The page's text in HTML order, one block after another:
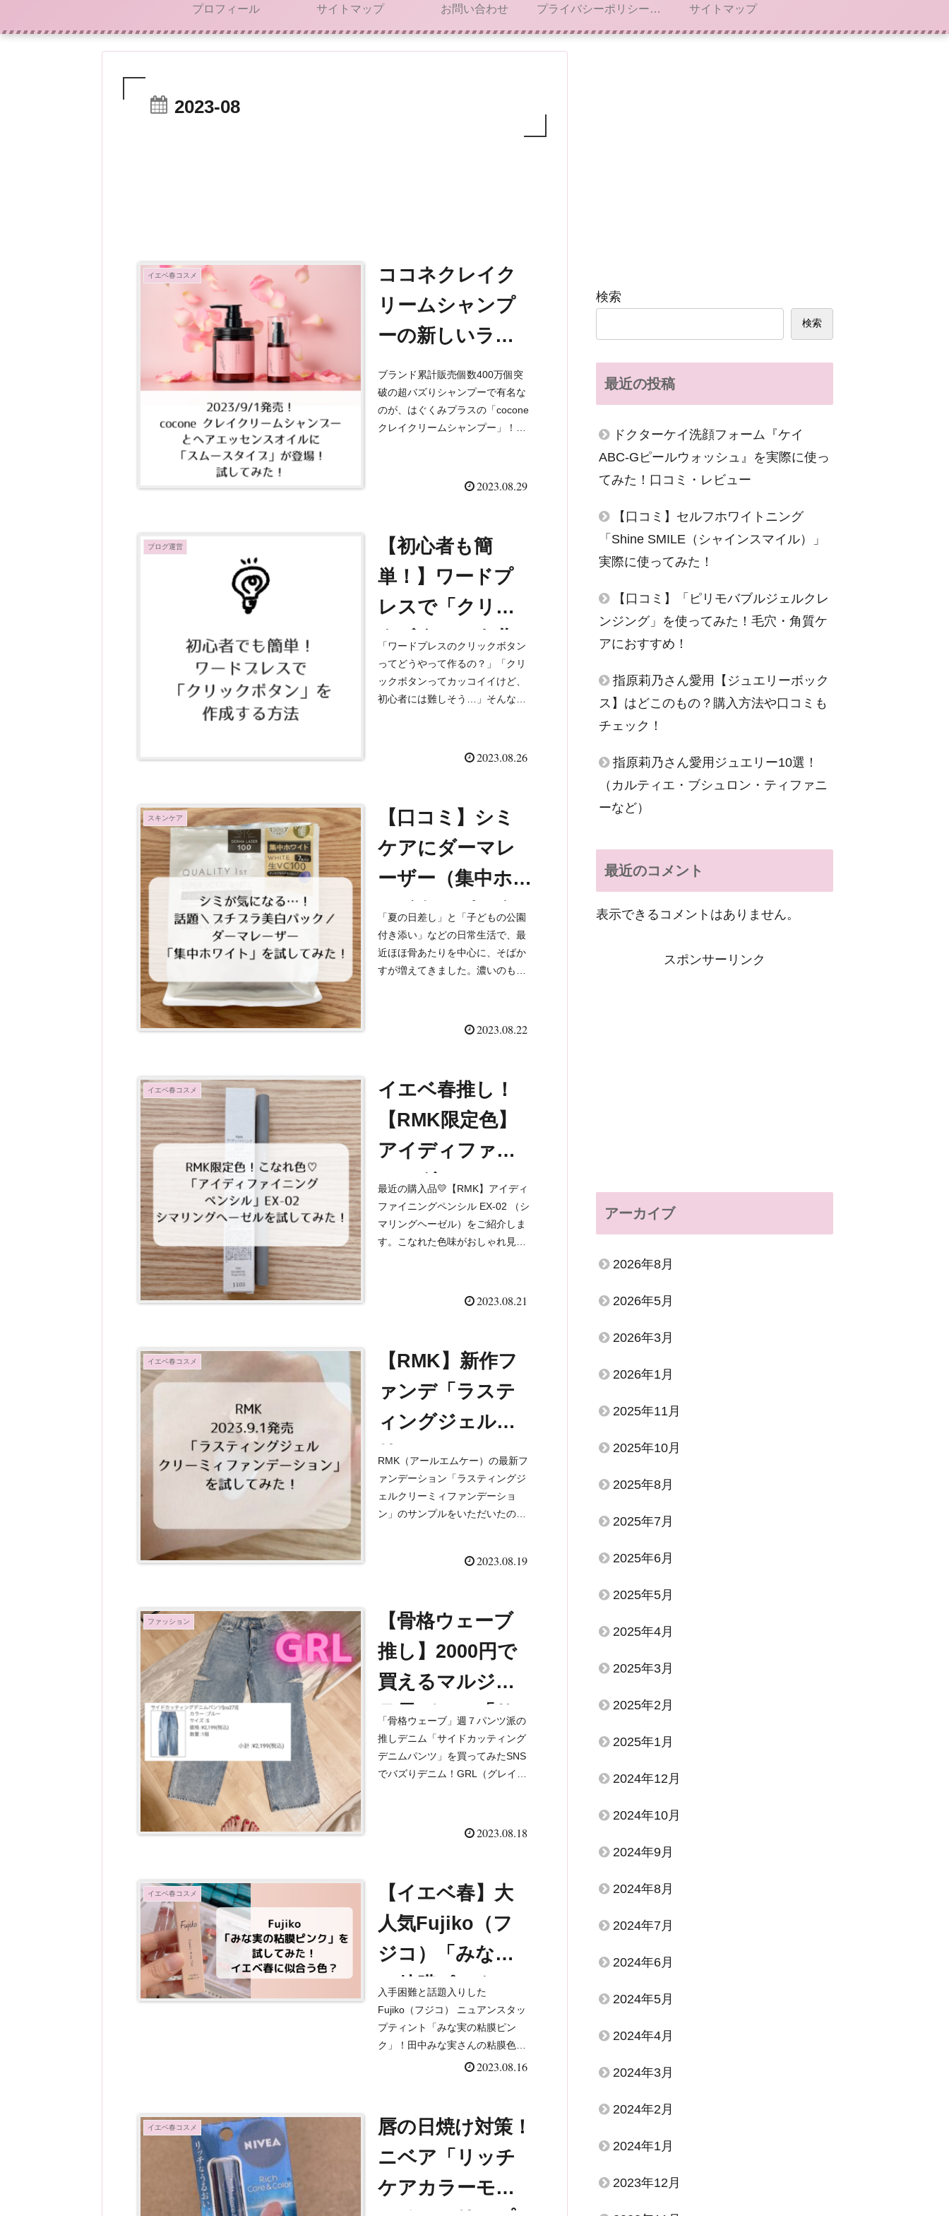
プロフィール サイトマップ お問い合わせ プライバシーポリシー・免責事項 サイトマップ
2023-08
イエベ春コスメ
ココネクレイク
リームシャンプ
ーの新しいライ
ン（スムース）
が発売！いち早
く試してみた
ブランド累計販売個数400万個突
破の超バズりシャンプーで有名な
のが、はぐくみプラスの「cocone
クレイクリームシャンプー」！従
「coconeクレイクリームシャンプ
2023.08.29
ブログ運営
【初心者も簡
単！】ワードプ
レスで「クリッ
クボタン」を作
成する方法（画像
付き）
「ワードプレスのクリックボタン
ってどうやって作るの？」「クリ
ックボタンってカッコイイけど、
初心者には難しそう…」そんな悩
たばかりの初心者で、CSSや
2023.08.26
スキンケア
【口コミ】シミ
ケアにダーマレ
ーザー（集中ホ
ワイト）パック
を使ってみた。
効果は？！
「夏の日差し」と「子どもの公園
付き添い」などの日常生活で、最
近ほほ骨あたりを中心に、そばか
すが増えてきました。濃いのもあ
金をかけられない今、プチプラ界
2023.08.22
イエベ春コスメ
イエベ春推し！
【RMK限定色】
アイディファイ
ニングペンシル
EX-02 シマリン
グヘーゼルがこ
最近の購入品💛【RMK】アイディ
ファイニングペンシル EX-02 （シ
マリングヘーゼル）をご紹介しま
す。こなれた色味がおしゃれ見え
チェックしました。汗や涙に強
2023.08.21
イエベ春コスメ
【RMK】新作フ
ァンデ「ラステ
ィングジェルク
リーミィファン
デーション」を
試してみた
RMK（アールエムケー）の最新フ
ァンデーション「ラスティングジ
ェルクリーミィファンデーショ
ン」のサンプルをいただいたの
ー性皮膚炎）のわたしがレポして
2023.08.19
ファッション
【骨格ウェーブ
推し】2000円で
買えるマルジェ
ラ風デニム「サ
イドカッティン
グデニムパン
てみた。サイズ
も！
「骨格ウェーブ」週７パンツ派の
推しデニム「サイドカッティング
デニムパンツ」を買ってみたSNS
でバズりデニム！GRL（グレイ
んとマルジェラのデニムに似てい
2023.08.18
イエベ春コスメ
【イエベ春】大
人気Fujiko（フ
ジコ）「みな実
の粘膜ピンク」
を試してみた！
おすすめの人や
口コミも調査！
入手困難と話題入りした
Fujiko（フジコ） ニュアンスタッ
プティント「みな実の粘膜ピン
ク」！田中みな実さんの粘膜色を
そのまま反映させたカラーなのだ
ル内「インキューブ」で発見しま
し...
2023.08.16
イエベ春コスメ
唇の日焼け対策！
ニベア「リッチ
ケアカラーモイ
検索
検索
最近の投稿
ドクターケイ洗顔フォーム『ケイ
ABC-Gピールウォッシュ』を実際に使っ
てみた！口コミ・レビュー
【口コミ】セルフホワイトニング
「Shine SMILE（シャインスマイル）」
実際に使ってみた！
【口コミ】「ピリモバブルジェルクレ
ンジング」を使ってみた！毛穴・角質ケ
アにおすすめ！
指原莉乃さん愛用【ジュエリーボック
ス】はどこのもの？購入方法や口コミも
チェック！
指原莉乃さん愛用ジュエリー10選！
（カルティエ・ブシュロン・ティファニ
ーなど）
最近のコメント
表示できるコメントはありません。
スポンサーリンク
アーカイブ
2026年8月
2026年5月
2026年3月
2026年1月
2025年11月
2025年10月
2025年8月
2025年7月
2025年6月
2025年5月
2025年4月
2025年3月
2025年2月
2025年1月
2024年12月
2024年10月
2024年9月
2024年8月
2024年7月
2024年6月
2024年5月
2024年4月
2024年3月
2024年2月
2024年1月
2023年12月